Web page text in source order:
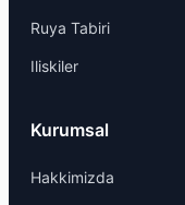
Ruya Tabiri
Iliskiler
Kurumsal
Hakkimizda